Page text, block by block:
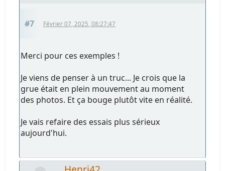
#7 Février 07, 2025, 08:27:47
Merci pour ces exemples !
Je viens de penser à un truc... Je crois que la
grue était en plein mouvement au moment
des photos. Et ça bouge plutôt vite en réalité.
Je vais refaire des essais plus sérieux
aujourd'hui.